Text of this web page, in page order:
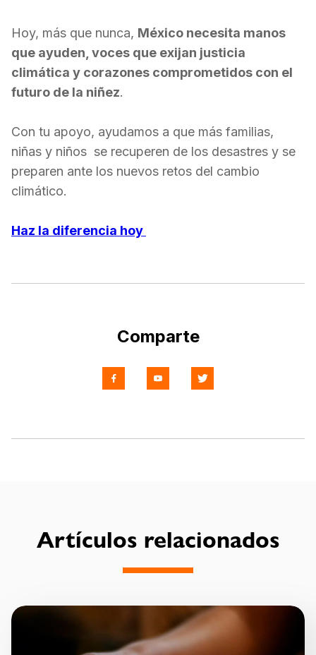
Hoy, más que nunca, México necesita manos
que ayuden, voces que exijan justicia
climática y corazones comprometidos con el
futuro de la niñez.
Con tu apoyo, ayudamos a que más familias,
niñas y niños se recuperen de los desastres y se
preparen ante los nuevos retos del cambio
climático.
Haz la diferencia hoy
Comparte
Artículos relacionados